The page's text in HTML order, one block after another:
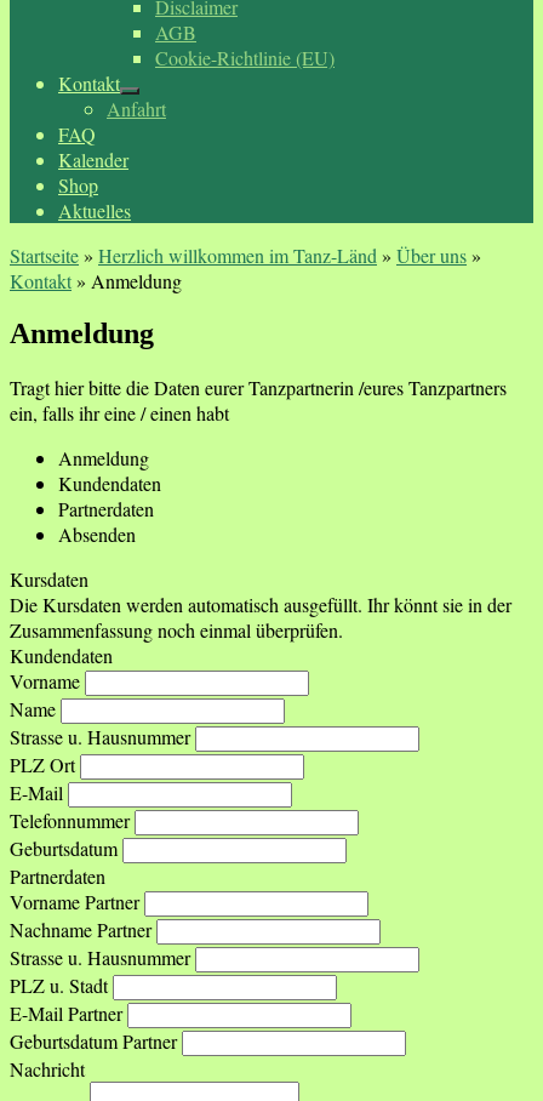
Disclaimer
AGB
Cookie-Richtlinie (EU)
Kontakt
Anfahrt
FAQ
Kalender
Shop
Aktuelles
Startseite» Herzlich willkommen im Tanz-Länd » Über uns»
Kontakt» Anmeldung
Anmeldung
Tragt hier bitte die Daten eurer Tanzpartnerin /eures Tanzpartners
ein, falls ihr eine / einen habt
Anmeldung
Kundendaten
Partnerdaten
Absenden
Kursdaten
Die Kursdaten werden automatisch ausgefüllt. Ihr könnt sie in der
Zusammenfassung noch einmal überprüfen.
Kundendaten
Vorname
Name
Strasse u. Hausnummer
PLZ Ort
E-Mail
Telefonnummer
Geburtsdatum
Partnerdaten
Vorname Partner
Nachname Partner
Strasse u. Hausnummer
PLZ u. Stadt
E-Mail Partner
Geburtsdatum Partner
Nachricht